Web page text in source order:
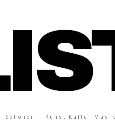
Schönen – Kunst Kultur Musik